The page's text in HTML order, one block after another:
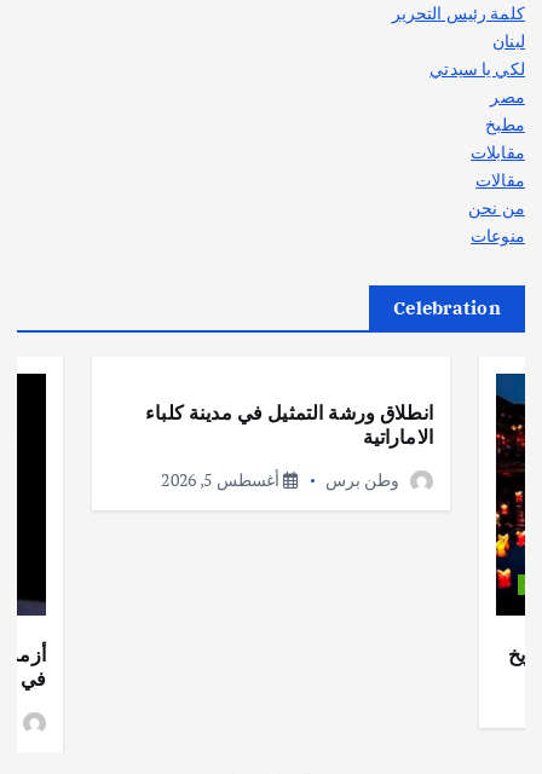
كلمة رئيس التحرير
لبنان
لكي يا سيدتي
مصر
مطبخ
مقابلات
مقالات
من نحن
منوعات
Celebration
انطلاق ورشة التمثيل في مدينة كلباء
الاماراتية
وطن برس أغسطس 5, 2026
أزمة
في